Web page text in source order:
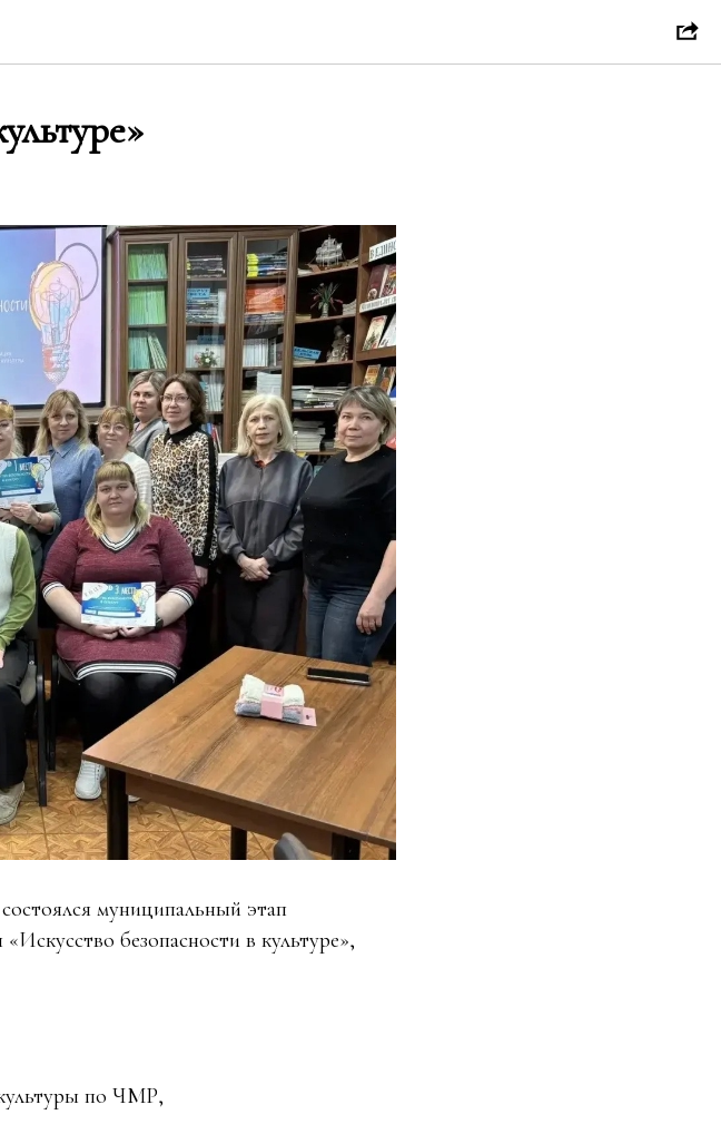
муниципальный этап
безопасности в культуре»,
по ЧМР,